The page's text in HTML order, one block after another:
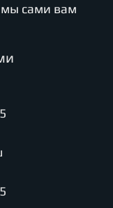
мы сами вам